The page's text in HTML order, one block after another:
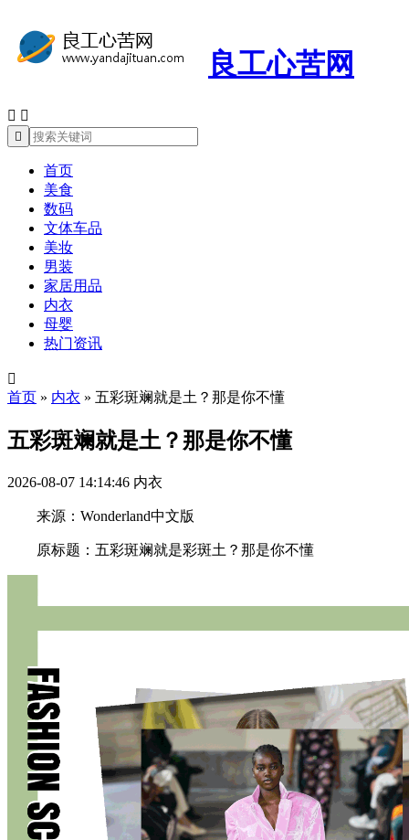
良工心苦网
 

首页
美食
数码
文体车品
美妆
男装
家居用品
内衣
母婴
热门资讯

首页 » 内衣 » 五彩斑斓就是土？那是你不懂
五彩斑斓就是土？那是你不懂
2026-08-07 14:14:46 内衣
来源：Wonderland中文版
原标题：五彩斑斓就是彩斑土？那是你不懂